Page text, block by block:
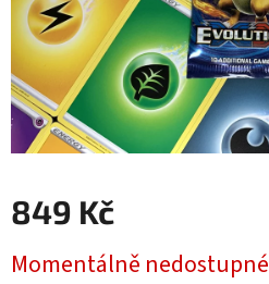
849 Kč
cena:
Momentálně nedostupné